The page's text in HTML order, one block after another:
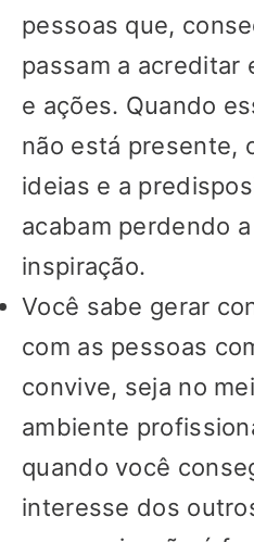
pessoas que,
passam a acreditar
e ações. Quando
não está presente,
ideias e a
acabam perdendo
inspiração.
Você sabe gerar
com as pessoas
convive, seja no
ambiente
quando você
interesse dos